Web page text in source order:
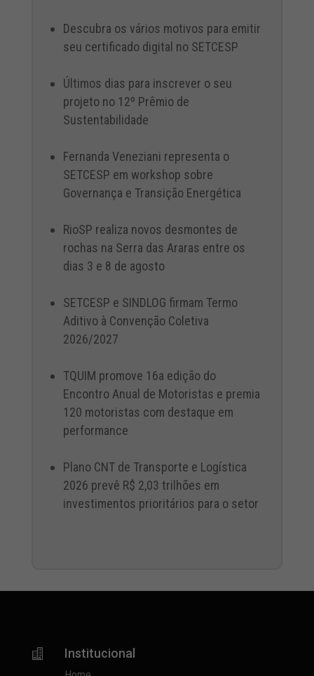
Descubra os vários motivos para emitir
seu certificado digital no SETCESP
Últimos dias para inscrever o seu
projeto no 12º Prêmio de
Sustentabilidade
Fernanda Veneziani representa o
SETCESP em workshop sobre
Governança e Transição Energética
RioSP realiza novos desmontes de
rochas na Serra das Araras entre os
dias 3 e 8 de agosto
SETCESP e SINDLOG firmam Termo
Aditivo à Convenção Coletiva
2026/2027
TQUIM promove 16a edição do
Encontro Anual de Motoristas e premia
120 motoristas com destaque em
performance
Plano CNT de Transporte e Logística
2026 prevê R$ 2,03 trilhões em
investimentos prioritários para o setor
 Institucional